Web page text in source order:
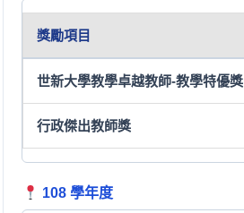
獎勵項目
世新大學教學卓越教師-教學特優獎
行政傑出教師獎
108 學年度